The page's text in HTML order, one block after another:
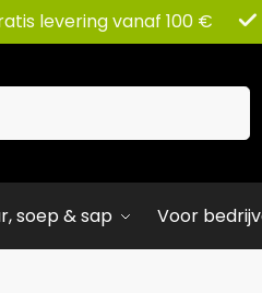
levering vanaf 100 €
soep & sap Voor